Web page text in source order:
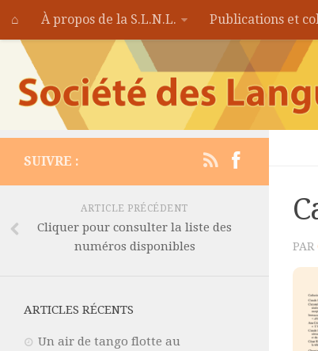
⌂ À propos de la S.L.N.L. Publications et
PAR
SUIVRE :
ARTICLE PRÉCÉDENT
Cliquer pour consulter la liste des
numéros disponibles
ARTICLES RÉCENTS
Un air de tango flotte au